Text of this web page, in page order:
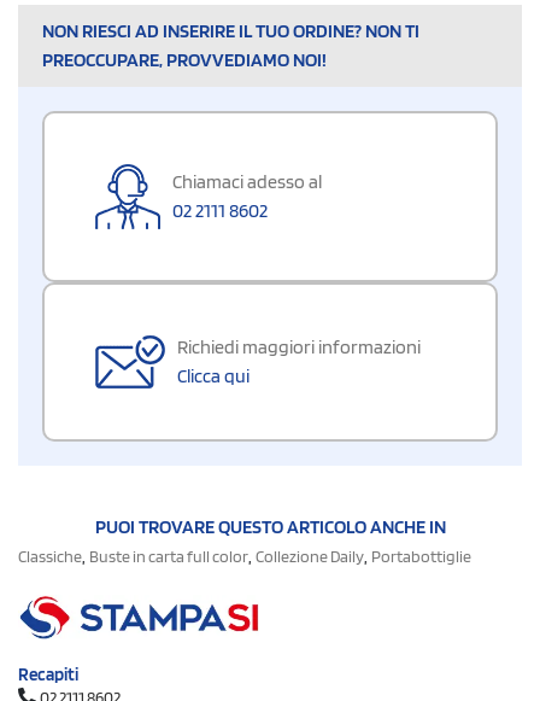
NON RIESCI AD INSERIRE IL TUO ORDINE? NON TI
PREOCCUPARE, PROVVEDIAMO NOI!
Chiamaci adesso al
02 2111 8602
Richiedi maggiori informazioni
Clicca qui
PUOI TROVARE QUESTO ARTICOLO ANCHE IN
Classiche, Buste in carta full color, Collezione Daily, Portabottiglie
Recapiti